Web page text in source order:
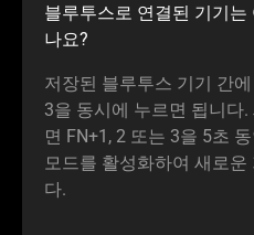
블루투스로 연결된 기기
나요?
저장된 블루투스 기기 간
3을 동시에 누르면 됩니다
면 FN+1, 2 또는 3을 5초
모드를 활성화하여 새로
다.